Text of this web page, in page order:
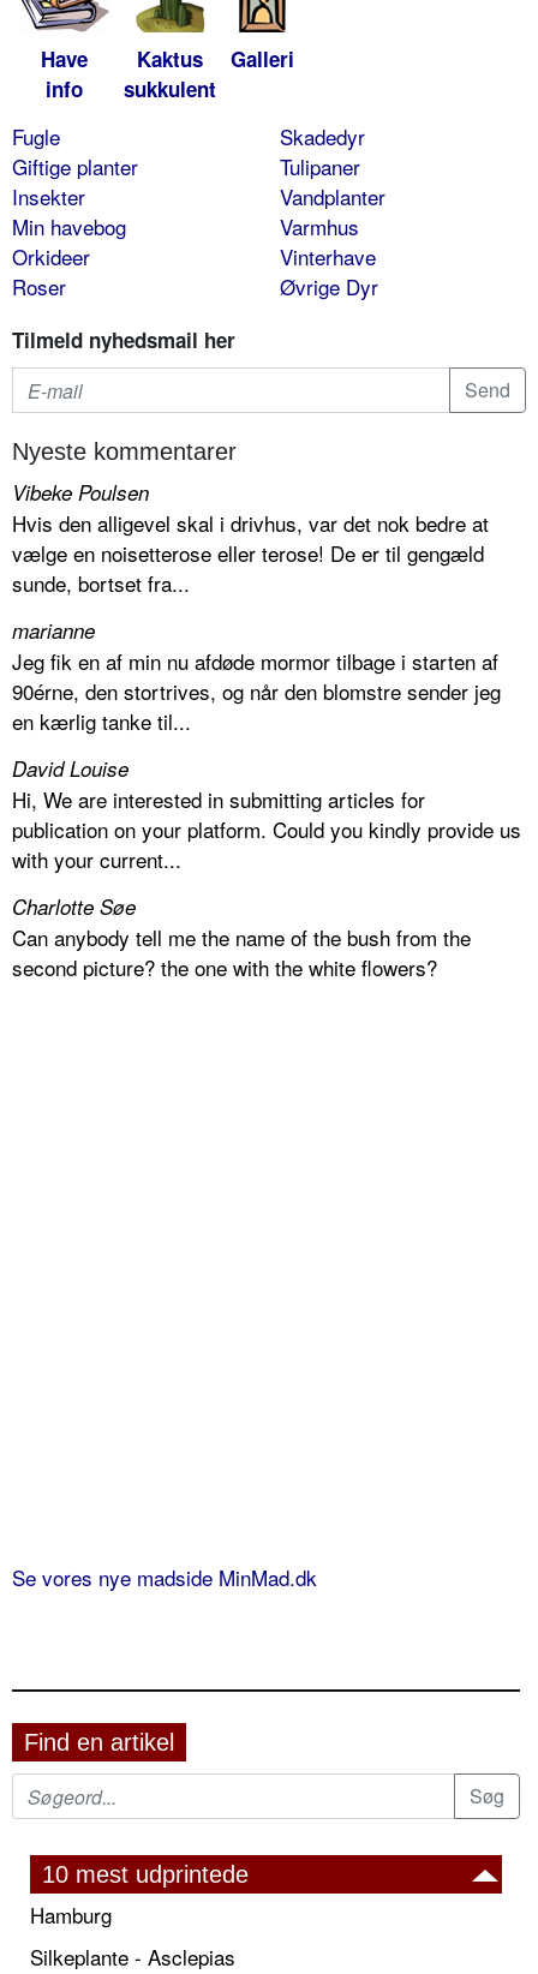
Have
info
Kaktus
sukkulent
Galleri
Fugle
Giftige planter
Insekter
Min havebog
Orkideer
Roser
Skadedyr
Tulipaner
Vandplanter
Varmhus
Vinterhave
Øvrige Dyr
Tilmeld nyhedsmail her
Nyeste kommentarer
Vibeke Poulsen
Hvis den alligevel skal i drivhus, var det nok bedre at
vælge en noisetterose eller terose! De er til gengæld
sunde, bortset fra...
marianne
Jeg fik en af min nu afdøde mormor tilbage i starten af
90érne, den stortrives, og når den blomstre sender jeg
en kærlig tanke til...
David Louise
Hi, We are interested in submitting articles for
publication on your platform. Could you kindly provide us
with your current...
Charlotte Søe
Can anybody tell me the name of the bush from the
second picture? the one with the white flowers?
Se vores nye madside MinMad.dk
Find en artikel
10 mest udprintede
Hamburg
Silkeplante - Asclepias